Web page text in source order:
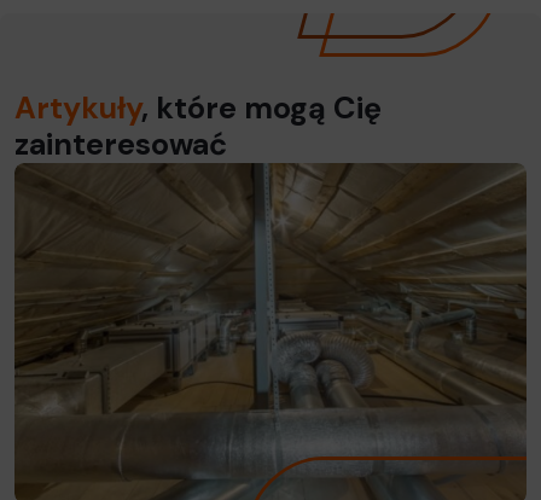
Artykuły, które mogą Cię
zainteresować
Read more